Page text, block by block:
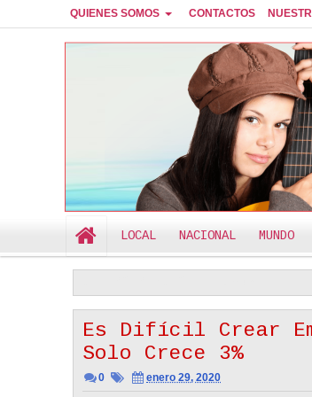
QUIENES SOMOS CONTACTOS
RADIO CANTEMOS
LOCAL NACIONAL MUNDO
Es Difícil Crear
Solo Crece 3%
0 enero 29, 2020